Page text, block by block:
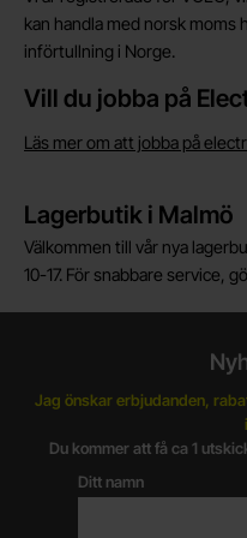
kan handla med norsk moms
införtullning i Norge.
Vill du jobba på
Läs mer om att jobba på
Lagerbutik i Malmö
Välkommen till vår nya
10-17. För snabbare service,
Jag önskar erbjudanden,
Du kommer att få ca 1
Ditt namn